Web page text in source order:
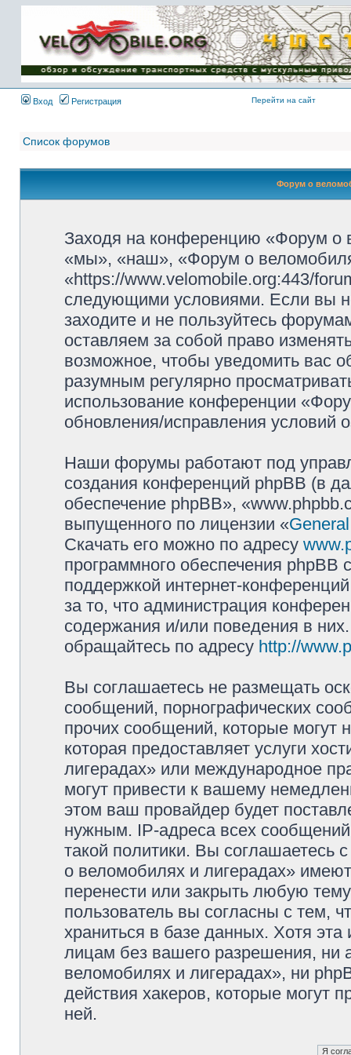
Имя пользователя:
Пароль:
{ LOG_ME_IN_SHORT
}
Вход
Регистрация Перейти на сайт
Список форумов
Форум о
Заходя на конференцию «Форум о
«мы», «наш», «Форум о
«https://www.velomobile.org:443/
следующими условиями. Если вы
заходите и не пользуйтесь
оставляем за собой право
возможное, чтобы уведомить вас
разумным регулярно
использование конференции
обновления/исправления условий
Наши форумы работают под
создания конференций phpBB (в
обеспечение phpBB»,
выпущенного по лицензии «
Скачать его можно по адресу
программного обеспечения phpBB
поддержкой интернет-
за то, что администрация
содержания и/или поведения в
обращайтесь по адресу http://
Вы соглашаетесь не размещать
сообщений, порнографических
прочих сообщений, которые могут
которая предоставляет услуги
лигерадах» или международное
могут привести к вашему
этом ваш провайдер будет
нужным. IP-адреса всех
такой политики. Вы
о веломобилях и лигерадах»
перенести или закрыть любую
пользователь вы согласны с тем,
храниться в базе данных. Хотя
лицам без вашего разрешения, ни
веломобилях и лигерадах», ни
действия хакеров, которые могут
ней.